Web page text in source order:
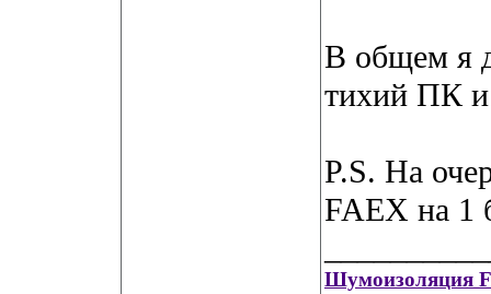
В общем я
тихий ПК и
P.S. На
FAEX на 1
Шумоизоляция